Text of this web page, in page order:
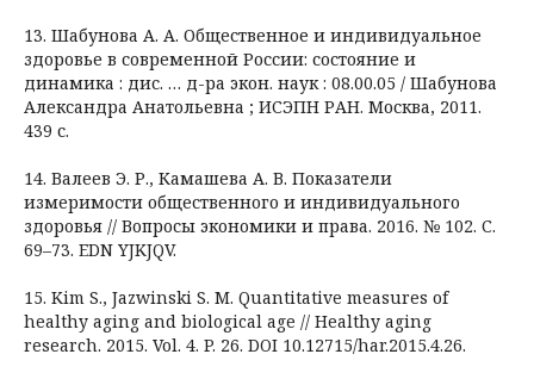
13. Шабунова А. А. Общественное и индивидуальное
здоровье в современной России: состояние и
динамика : дис. … д-ра экон. наук : 08.00.05 / Шабунова
Александра Анатольевна ; ИСЭПН РАН. Москва, 2011.
439 с.
14. Валеев Э. Р., Камашева А. В. Показатели
измеримости общественного и индивидуального
здоровья // Вопросы экономики и права. 2016. № 102. С.
69–73. EDN YJKJQV.
15. Kim S., Jazwinski S. M. Quantitative measures of
healthy aging and biological age // Healthy aging
research. 2015. Vol. 4. P. 26. DOI 10.12715/har.2015.4.26.